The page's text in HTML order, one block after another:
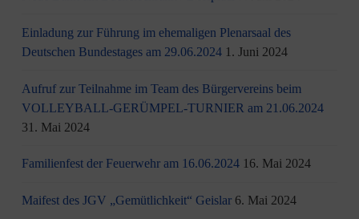
Einladung zur Führung im ehemaligen Plenarsaal des
Deutschen Bundestages am 29.06.2024 1. Juni 2024
Aufruf zur Teilnahme im Team des Bürgervereins beim
VOLLEYBALL-GERÜMPEL-TURNIER am 21.06.2024
31. Mai 2024
Familienfest der Feuerwehr am 16.06.2024 16. Mai 2024
Maifest des JGV „Gemütlichkeit“ Geislar 6. Mai 2024